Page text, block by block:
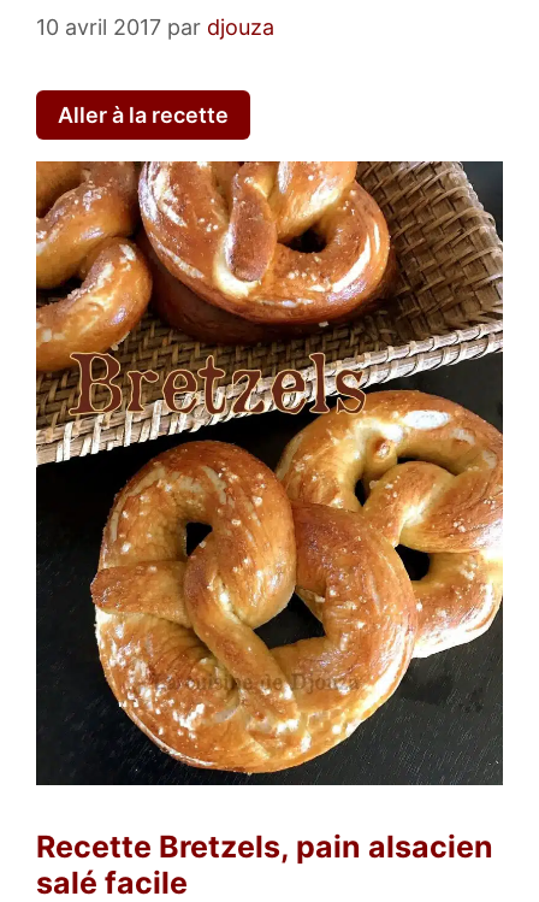
10 avril 2017 par djouza
Aller à la recette
Recette Bretzels, pain alsacien
salé facile